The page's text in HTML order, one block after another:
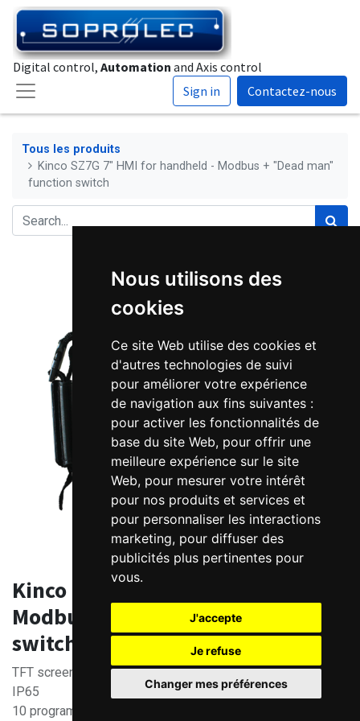
Nous utilisons des
cookies
Ce site Web utilise des cookies et
d'autres technologies de suivi
pour améliorer votre expérience
de navigation aux fins suivantes :
pour activer les fonctionnalités de
base du site Web, pour offrir une
meilleure expérience sur le site
Web, pour mesurer votre intérêt
pour nos produits et services et
pour personnaliser les interactions
marketing, pour diffuser des
publicités plus pertinentes pour
vous.
J'accepte
Je refuse
Changer mes préférences
Digital control, Automation and Axis control
Sign in
Contactez-nous
Tous les produits
Kinco SZ7G 7" HMI for handheld - Modbus + "Dead man"
function switch
Kinco SZ7G 7" HMI for handheld -
Modbus + "Dead man" function
switch
TFT screen, 800 × 480 pixel resolution, 16.77 million colors
IP65
10 programmable function keys